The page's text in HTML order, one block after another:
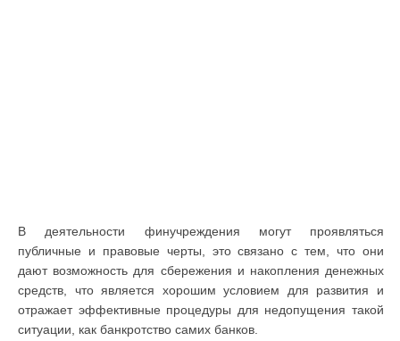
В деятельности финучреждения могут проявляться
публичные и правовые черты, это связано с тем, что они
дают возможность для сбережения и накопления денежных
средств, что является хорошим условием для развития и
отражает эффективные процедуры для недопущения такой
ситуации, как банкротство самих банков.